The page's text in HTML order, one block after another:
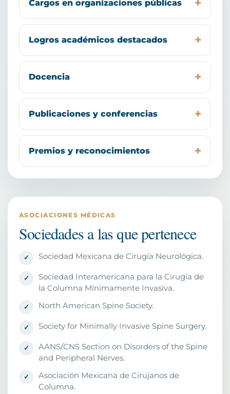
Cargos en organizaciones públicas
Logros académicos destacados
Docencia
Publicaciones y conferencias
Premios y reconocimientos
ASOCIACIONES MÉDICAS
Sociedades a las que pertenece
Sociedad Mexicana de Cirugía Neurológica.
Sociedad Interamericana para la Cirugía de
la Columna Mínimamente Invasiva.
North American Spine Society.
Society for Minimally Invasive Spine Surgery.
AANS/CNS Section on Disorders of the Spine
and Peripheral Nerves.
Asociación Mexicana de Cirujanos de
Columna.